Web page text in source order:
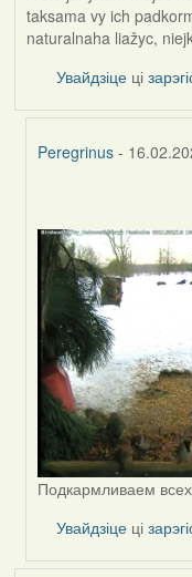
taksama vy ich
naturalnaha liažyc,
Увайдзіце ці
Peregrinus -
to
by
svetlana
vranova
Подкармливаем
Увайдзіце ці